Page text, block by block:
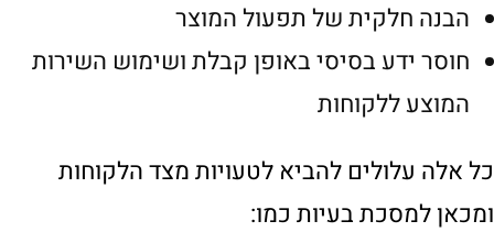
הבנה חלקית של תפעול המוצר
חוסר ידע בסיסי באופן קבלת ושימוש השירות
המוצע ללקוחות
כל אלה עלולים להביא לטעויות מצד הלקוחות
ומכאן למסכת בעיות כמו: